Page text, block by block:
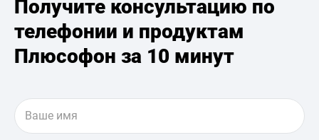
Получите консультацию по
телефонии и продуктам
Плюсофон за 10 минут